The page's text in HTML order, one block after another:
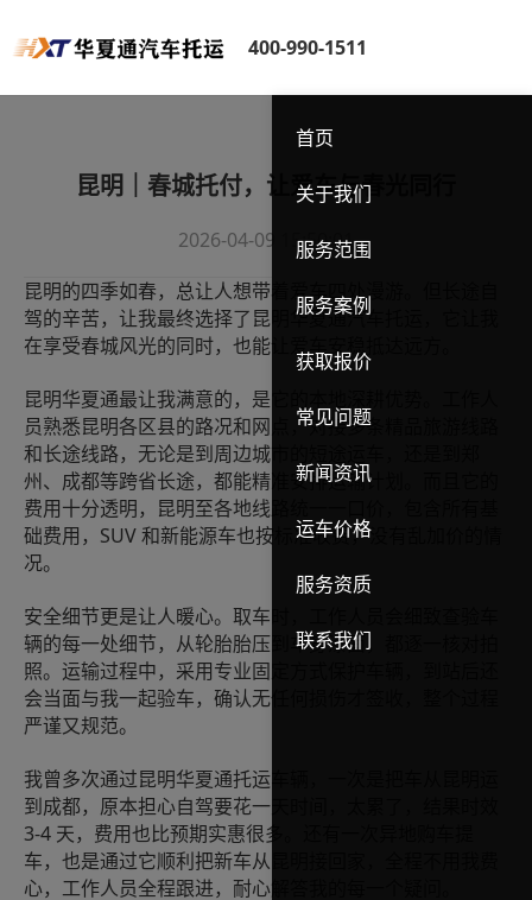
400-990-1511
首页
关于我们
服务范围
服务案例
获取报价
常见问题
新闻资讯
运车价格
服务资质
联系我们
昆明｜春城托付，让爱车与春光同行
2026-04-09 15:50:01
昆明的四季如春，总让人想带着爱车四处漫游。但长途自
驾的辛苦，让我最终选择了昆明华夏通汽车托运，它让我
在享受春城风光的同时，也能让爱车安稳抵达远方。
昆明华夏通最让我满意的，是它的本地深耕优势。工作人
员熟悉昆明各区县的路况和网点，对接多条精品旅游线路
和长途线路，无论是到周边城市的短途运车，还是到郑
州、成都等跨省长途，都能精准安排运输计划。而且它的
费用十分透明，昆明至各地线路统一一口价，包含所有基
础费用， SUV 和新能源车也按标准收费，没有乱加价的情
况。
安全细节更是让人暖心。取车时，工作人员会细致查验车
辆的每一处细节，从轮胎胎压到车身漆面，都逐一核对拍
照。运输过程中，采用专业固定方式保护车辆，到站后还
会当面与我一起验车，确认无任何损伤才签收，整个过程
严谨又规范。
我曾多次通过昆明华夏通托运车辆，一次是把车从昆明运
到成都，原本担心自驾要花一天时间，太累了，结果时效
3-4 天，费用也比预期实惠很多。还有一次异地购车提
车，也是通过它顺利把新车从昆明接回家，全程不用我费
心，工作人员全程跟进，耐心解答我的每一个疑问。